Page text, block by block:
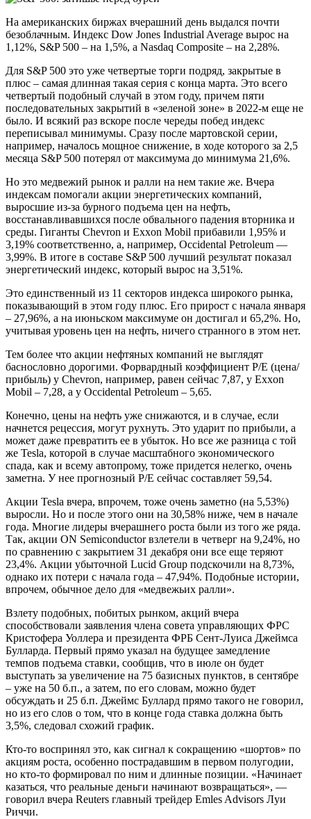
На американских биржах вчерашний день выдался почти
безоблачным. Индекс Dow Jones Industrial Average вырос на
1,12%, S&P 500 – на 1,5%, а Nasdaq Composite – на 2,28%.
Для S&P 500 это уже четвертые торги подряд, закрытые в
плюс – самая длинная такая серия с конца марта. Это всего
четвертый подобный случай в этом году, причем пяти
последовательных закрытий в «зеленой зоне» в 2022-м еще не
было. И всякий раз вскоре после череды побед индекс
переписывал минимумы. Сразу после мартовской серии,
например, началось мощное снижение, в ходе которого за 2,5
месяца S&P 500 потерял от максимума до минимума 21,6%.
Но это медвежий рынок и ралли на нем такие же. Вчера
индексам помогали акции энергетических компаний,
выросшие из-за бурного подъема цен на нефть,
восстанавливавшихся после обвального падения вторника и
среды. Гиганты Chevron и Exxon Mobil прибавили 1,95% и
3,19% соответственно, а, например, Occidental Petroleum —
3,99%. В итоге в составе S&P 500 лучший результат показал
энергетический индекс, который вырос на 3,51%.
Это единственный из 11 секторов индекса широкого рынка,
показывающий в этом году плюс. Его прирост с начала января
– 27,96%, а на июньском максимуме он достигал и 65,2%. Но,
учитывая уровень цен на нефть, ничего странного в этом нет.
Тем более что акции нефтяных компаний не выглядят
баснословно дорогими. Форвардный коэффициент P/E (цена/
прибыль) у Chevron, например, равен сейчас 7,87, у Exxon
Mobil – 7,28, а у Occidental Petroleum – 5,65.
Конечно, цены на нефть уже снижаются, и в случае, если
начнется рецессия, могут рухнуть. Это ударит по прибыли, а
может даже превратить ее в убыток. Но все же разница с той
же Tesla, которой в случае масштабного экономического
спада, как и всему автопрому, тоже придется нелегко, очень
заметна. У нее прогнозный P/E сейчас составляет 59,54.
Акции Tesla вчера, впрочем, тоже очень заметно (на 5,53%)
выросли. Но и после этого они на 30,58% ниже, чем в начале
года. Многие лидеры вчерашнего роста были из того же ряда.
Так, акции ON Semiconductor взлетели в четверг на 9,24%, но
по сравнению с закрытием 31 декабря они все еще теряют
23,4%. Акции убыточной Lucid Group подскочили на 8,73%,
однако их потери с начала года – 47,94%. Подобные истории,
впрочем, обычное дело для «медвежьих ралли».
Взлету подобных, побитых рынком, акций вчера
способствовали заявления члена совета управляющих ФРС
Кристофера Уоллера и президента ФРБ Сент-Луиса Джеймса
Булларда. Первый прямо указал на будущее замедление
темпов подъема ставки, сообщив, что в июле он будет
выступать за увеличение на 75 базисных пунктов, в сентябре
– уже на 50 б.п., а затем, по его словам, можно будет
обсуждать и 25 б.п. Джеймс Буллард прямо такого не говорил,
но из его слов о том, что в конце года ставка должна быть
3,5%, следовал схожий график.
Кто-то воспринял это, как сигнал к сокращению «шортов» по
акциям роста, особенно пострадавшим в первом полугодии,
но кто-то формировал по ним и длинные позиции. «Начинает
казаться, что реальные деньги начинают возвращаться», —
говорил вчера Reuters главный трейдер Emles Advisors Луи
Риччи.